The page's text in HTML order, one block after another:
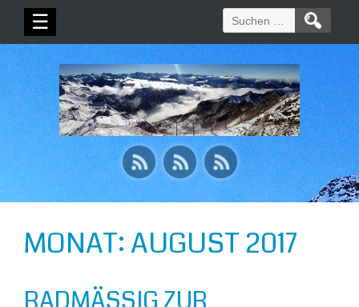
☰
Suchen
nach:
MONAT: AUGUST 2017